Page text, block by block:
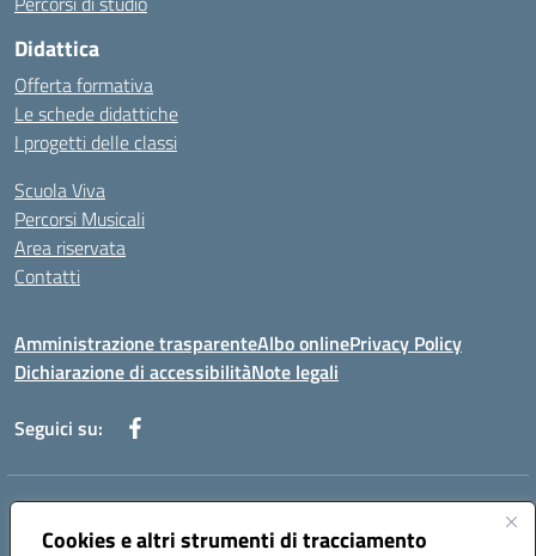
Cookies e altri strumenti di tracciamento
Didattica
Offerta formativa
Le schede didattiche
I progetti delle classi
Scuola Viva
Percorsi Musicali
Area riservata
Contatti
Amministrazione trasparenteAlbo onlinePrivacy Policy
Dichiarazione di accessibilitàNote legali
Seguici su:
Indirizzo:
Centralino:089868360 Email:saic857007@istruzione.it